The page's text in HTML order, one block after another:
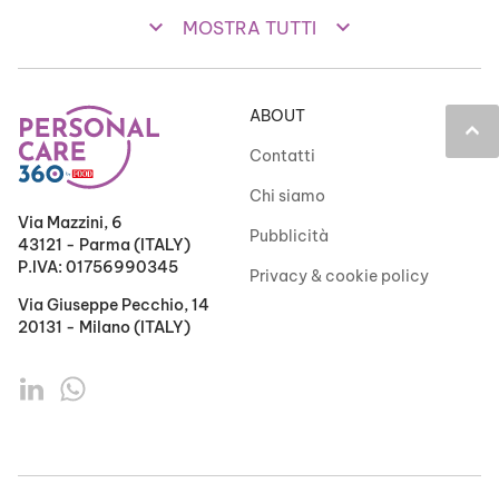
keyboard_arrow_down MOSTRA TUTTI keyboard_arrow_down
keyboard_arrow_up
Via Mazzini, 6
43121 - Parma (ITALY)
P.IVA: 01756990345
Via Giuseppe Pecchio, 14
20131 - Milano (ITALY)
ABOUT
Contatti
Chi siamo
Pubblicità
Privacy & cookie policy